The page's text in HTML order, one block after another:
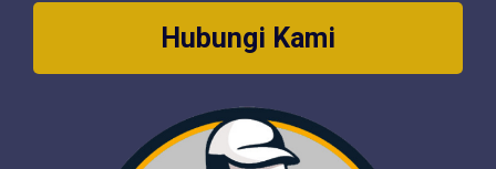
Hubungi Kami